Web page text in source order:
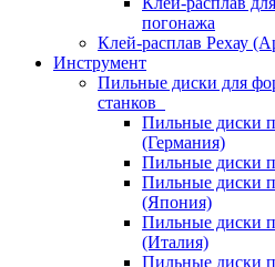
погонажа
Клей-расплав Рехау
Инструмент
Пильные диски для
станков
Пильные диски
(Германия)
Пильные диски
Пильные диски
(Япония)
Пильные диски
(Италия)
Пильные диски